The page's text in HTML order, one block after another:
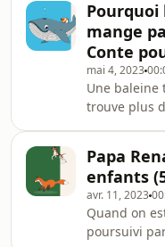
travailler
vocabulair
histoires
petits avant
n&#39;importe
votre enfant
histoires
travailler
vocabulaire
des mots
Pourquoi
mange
Conte
mai 4, 2023
Une baleine
trouve plus
se passe comme
courtes à
avant
n&#39;importe
vocabulaire
Papa
enfants
avr. 11, 2023
Quand on
poursuivi